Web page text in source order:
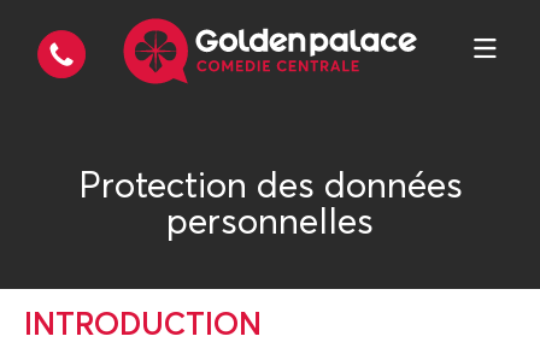
Protection des données
personnelles
INTRODUCTION